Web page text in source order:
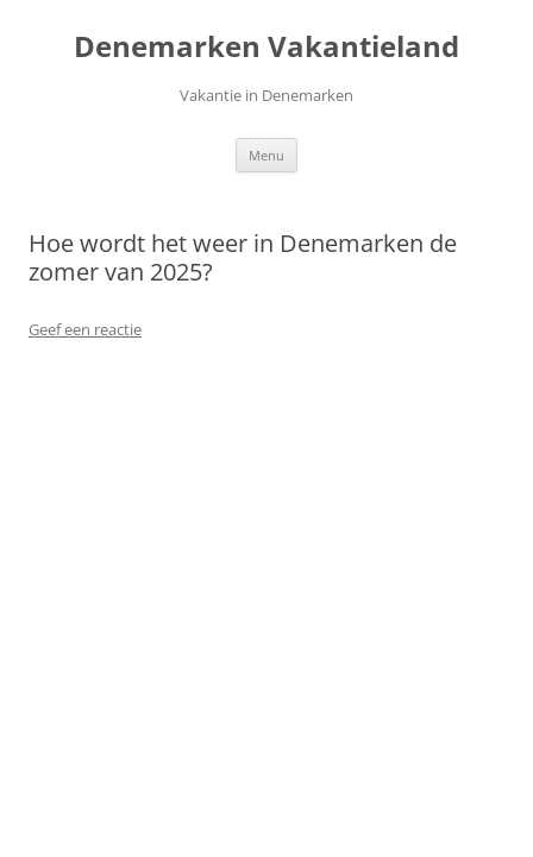
inhoudDenemarken Vakantieland
Vakantie in Denemarken
Menu
Hoe wordt het weer in Denemarken de
zomer van 2025?
Geef een reactie